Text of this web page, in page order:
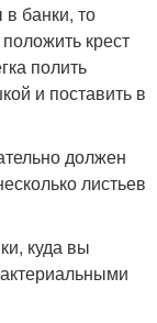
банки, то
крест
полить
и поставить в
должен
листьев
куда вы